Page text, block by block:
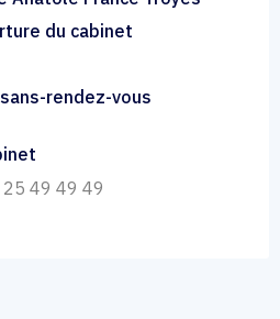
du cabinet
rendez-vous
25 49 49 49